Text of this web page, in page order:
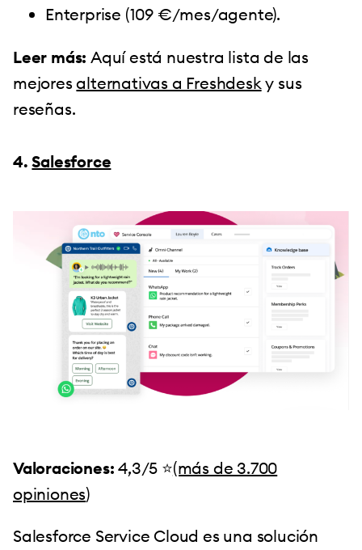
Enterprise (109 €/mes/agente).
Leer más: Aquí está nuestra lista de las
mejoresalternativas a Freshdesk y sus
reseñas.
4.Salesforce
Valoraciones: 4,3/5 ⭐️(más de 3.700
opiniones)
Salesforce Service Cloud es una solución